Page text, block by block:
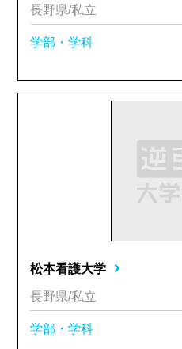
長野県/私立
学部・学科
松本看護大学
長野県/私立
学部・学科